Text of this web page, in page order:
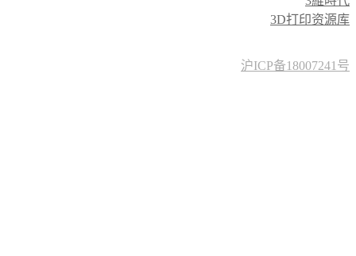
3D打印资源库
沪ICP备18007241号